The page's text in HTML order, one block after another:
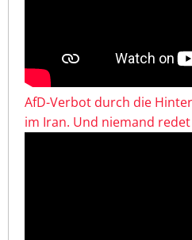
AfD-Verbot durch die
im Iran. Und niemand